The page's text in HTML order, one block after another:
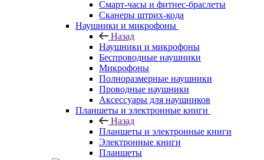
Смарт-часы и фитнес-браслеты
Сканеры штрих-кода
Наушники и микрофоны
Назад
Наушники и микрофоны
Беспроводные наушники
Микрофоны
Полноразмерные наушники
Проводные наушники
Аксессуары для наушников
Планшеты и электронные книги
Назад
Планшеты и электронные книги
Электронные книги
Планшеты